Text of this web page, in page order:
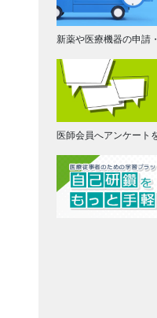
新薬や医療機器の申請
医師会員へアンケート